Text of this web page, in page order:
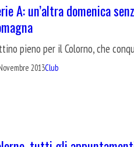
A: un’altra domenica
pieno per il Colorno, che
2013Club